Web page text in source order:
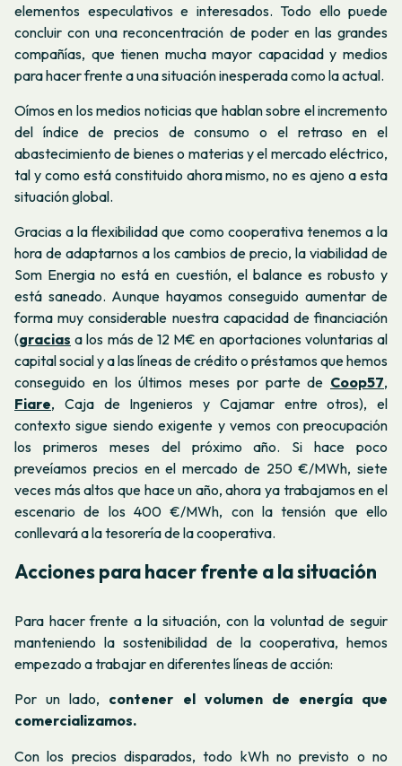
elementos especulativos e interesados. Todo ello puede
concluir con una reconcentración de poder en las grandes
compañías, que tienen mucha mayor capacidad y medios
para hacer frente a una situación inesperada como la actual.
Oímos en los medios noticias que hablan sobre el incremento
del índice de precios de consumo o el retraso en el
abastecimiento de bienes o materias y el mercado eléctrico,
tal y como está constituido ahora mismo, no es ajeno a esta
situación global.
Gracias a la flexibilidad que como cooperativa tenemos a la
hora de adaptarnos a los cambios de precio, la viabilidad de
Som Energia no está en cuestión, el balance es robusto y
está saneado. Aunque hayamos conseguido aumentar de
forma muy considerable nuestra capacidad de financiación
(gracias a los más de 12 M€ en aportaciones voluntarias al
capital social y a las líneas de crédito o préstamos que hemos
conseguido en los últimos meses por parte de Coop57,
Fiare, Caja de Ingenieros y Cajamar entre otros), el
contexto sigue siendo exigente y vemos con preocupación
los primeros meses del próximo año. Si hace poco
preveíamos precios en el mercado de 250 €/MWh, siete
veces más altos que hace un año, ahora ya trabajamos en el
escenario de los 400 €/MWh, con la tensión que ello
conllevará a la tesorería de la cooperativa.
Acciones para hacer frente a la situación
Para hacer frente a la situación, con la voluntad de seguir
manteniendo la sostenibilidad de la cooperativa, hemos
empezado a trabajar en diferentes líneas de acción:
Por un lado, contener el volumen de energía que
comercializamos.
Con los precios disparados, todo kWh no previsto o no